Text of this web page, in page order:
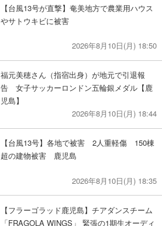
【台風13号が直撃】奄美地方で農業用ハウス
やサトウキビに被害
2026年8月10日(月) 18:50
福元美穂さん（指宿出身）が地元で引退報
告 女子サッカーロンドン五輪銀メダル【鹿
児島】
2026年8月10日(月) 18:44
【台風13号】各地で被害 2人重軽傷 150棟
超の建物被害 鹿児島
2026年8月10日(月) 18:35
【フラーゴラッド鹿児島】チアダンスチーム
「FRAGOLA WINGS」 緊張の1期生オーディ